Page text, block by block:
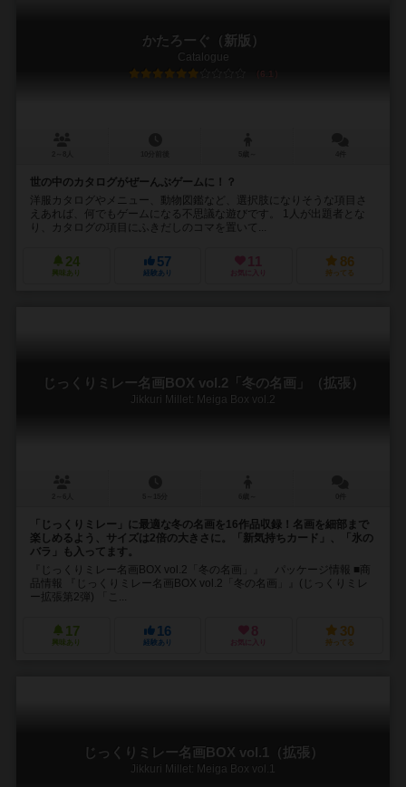
かたろーぐ（新版）
Catalogue
6.1
世の中のカタログがぜーんぶゲームに！？
洋服カタログやメニュー、動物図鑑など、選択肢になりそうな項目さ
えあれば、何でもゲームになる不思議な遊びです。 1人が出題者とな
り、カタログの項目にふきだしのコマを置いて...
24
興味あり
57
経験あり
11
お気に入り
86
持ってる
じっくりミレー名画BOX vol.2「冬の名画」（拡張）
Jikkuri Millet: Meiga Box vol.2
「じっくりミレー」に最適な冬の名画を16作品収録！名画を細部まで
楽しめるよう、サイズは2倍の大きさに。「新気持ちカード」、「氷の
バラ」も入ってます。
『じっくりミレー名画BOX vol.2「冬の名画」』 パッケージ情報 ■商
品情報 『じっくりミレー名画BOX vol.2「冬の名画」』(じっくりミレ
ー拡張第2弾) 「こ...
17
興味あり
16
経験あり
8
お気に入り
30
持ってる
じっくりミレー名画BOX vol.1（拡張）
Jikkuri Millet: Meiga Box vol.1